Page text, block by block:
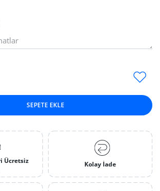
Telmat Zımpara 1.0 mm Default Title için
1.0 mm Default Title için adedi artırın
SEPETE EKLE
Ücretsiz
Kolay İade